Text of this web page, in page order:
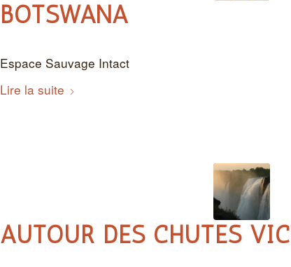
BOTSWANA
Espace Sauvage Intact
Lire la suite
AUTOUR DES CHUTES